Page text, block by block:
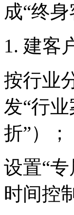
成“终身
1. 建客
按行业
发“行
折”）；
设置“
时间控